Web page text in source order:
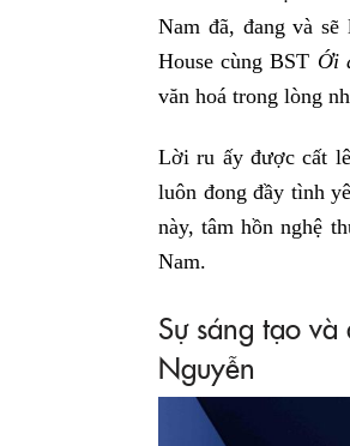
Nam đã, đang và
House cùng BST Ới
văn hoá trong lòng
Lời ru ấy được cất
luôn đong đầy tình
này, tâm hồn nghệ
Nam.
Sự sáng tạo và
Nguyễn